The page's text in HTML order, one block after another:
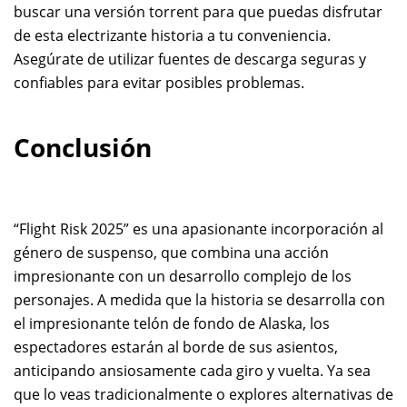
buscar una versión torrent para que puedas disfrutar
de esta electrizante historia a tu conveniencia.
Asegúrate de utilizar fuentes de descarga seguras y
confiables para evitar posibles problemas.
Conclusión
“Flight Risk 2025” es una apasionante incorporación al
género de suspenso, que combina una acción
impresionante con un desarrollo complejo de los
personajes. A medida que la historia se desarrolla con
el impresionante telón de fondo de Alaska, los
espectadores estarán al borde de sus asientos,
anticipando ansiosamente cada giro y vuelta. Ya sea
que lo veas tradicionalmente o explores alternativas de